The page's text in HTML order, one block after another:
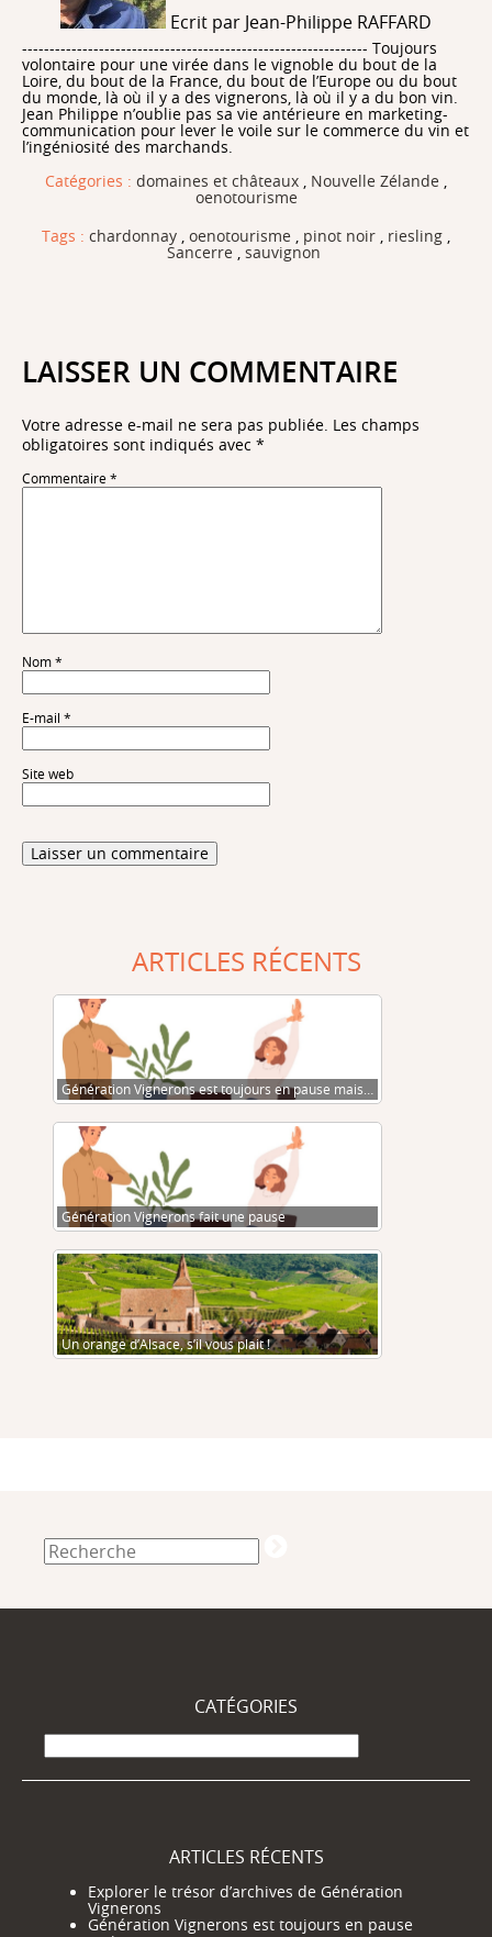
Ecrit par Jean-Philippe RAFFARD
--------------------------------------------------------------- Toujours
volontaire pour une virée dans le vignoble du bout de la
Loire, du bout de la France, du bout de l’Europe ou du bout
du monde, là où il y a des vignerons, là où il y a du bon vin.
Jean Philippe n’oublie pas sa vie antérieure en marketing-
communication pour lever le voile sur le commerce du vin et
l’ingéniosité des marchands.
Catégories : domaines et châteaux , Nouvelle Zélande ,
oenotourisme
Tags : chardonnay , oenotourisme , pinot noir , riesling ,
Sancerre , sauvignon
LAISSER UN COMMENTAIRE
Votre adresse e-mail ne sera pas publiée. Les champs
obligatoires sont indiqués avec *
Commentaire *
Nom *
E-mail *
Site web
ARTICLES RÉCENTS
Génération Vignerons est toujours en pause mais…
Génération Vignerons fait une pause
Un orange d’Alsace, s’il vous plait !
CATÉGORIES
Catégories
ARTICLES RÉCENTS
Explorer le trésor d’archives de Génération
Vignerons
Génération Vignerons est toujours en pause